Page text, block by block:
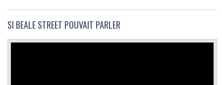
SI BEALE STREET POUVAIT PARLER